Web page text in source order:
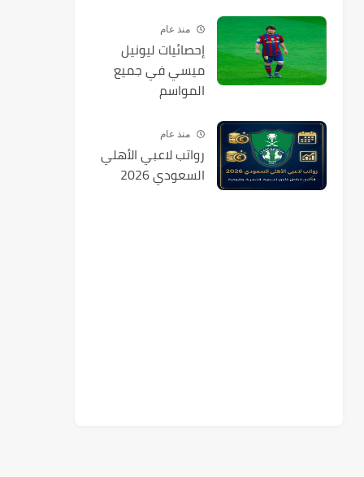
منذ عام
إحصائيات ليونيل
ميسي في جميع
المواسم
منذ عام
رواتب لاعبي الأهلي
السعودي 2026